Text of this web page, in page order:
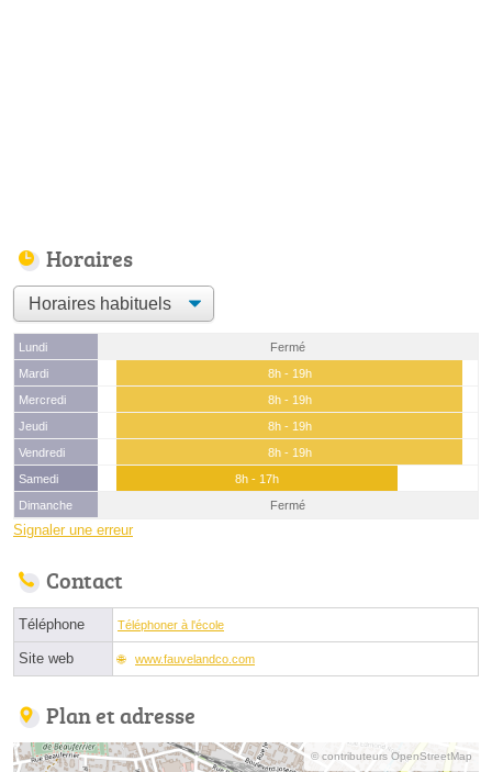
Horaires
Lundi
Fermé
Mardi
8h - 19h
Mercredi
8h - 19h
Jeudi
8h - 19h
Vendredi
8h - 19h
Samedi
8h - 17h
Dimanche
Fermé
Signaler une erreur
Contact
Téléphone Téléphoner à l'école
Site web www.fauvelandco.com
Plan et adresse
© contributeurs OpenStreetMap